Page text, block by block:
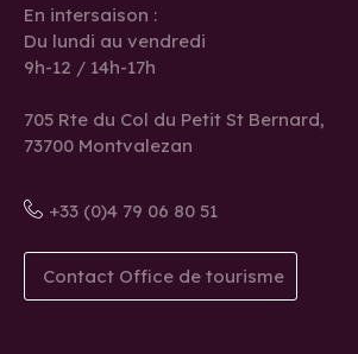
En intersaison :
Du lundi au vendredi
9h-12 / 14h-17h
705 Rte du Col du Petit St Bernard,
73700 Montvalezan
+33 (0)4 79 06 80 51
Contact Office de tourisme